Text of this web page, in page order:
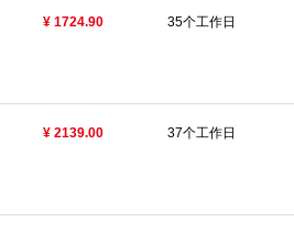
¥ 1724.90 35个工作日
¥ 2139.00 37个工作日